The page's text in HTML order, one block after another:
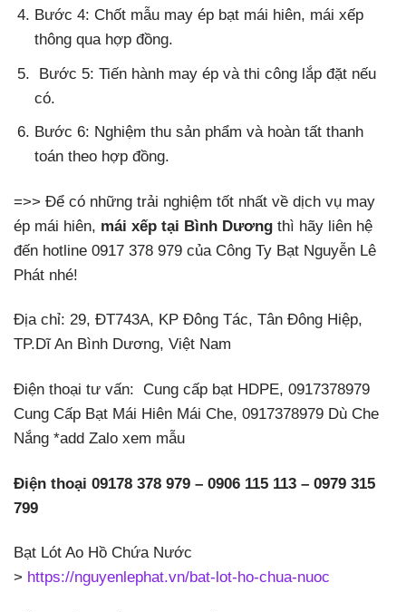
Bước 4: Chốt mẫu may ép bạt mái hiên, mái xếp
thông qua hợp đồng.
Bước 5: Tiến hành may ép và thi công lắp đặt nếu
có.
Bước 6: Nghiệm thu sản phẩm và hoàn tất thanh
toán theo hợp đồng.
=>> Để có những trải nghiệm tốt nhất về dịch vụ may
ép mái hiên, mái xếp tại Bình Dương thì hãy liên hệ
đến hotline 0917 378 979 của Công Ty Bạt Nguyễn Lê
Phát nhé!
Địa chỉ: 29, ĐT743A, KP Đông Tác, Tân Đông Hiệp,
TP.Dĩ An Bình Dương, Việt Nam
Điện thoại tư vấn: Cung cấp bạt HDPE, 0917378979
Cung Cấp Bạt Mái Hiên Mái Che, 0917378979 Dù Che
Nắng *add Zalo xem mẫu
Điện thoại 09178 378 979 – 0906 115 113 – 0979 315
799
Bạt Lót Ao Hồ Chứa Nước
> https://nguyenlephat.vn/bat-lot-ho-chua-nuoc